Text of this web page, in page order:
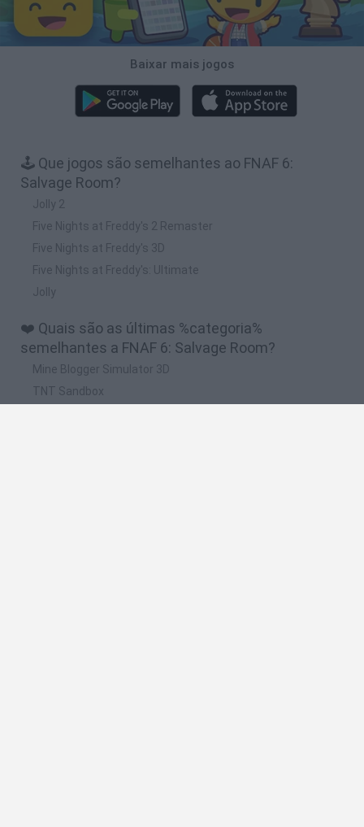
Baixar mais jogos
🕹️ Que jogos são semelhantes ao FNAF 6:
Salvage Room?
Jolly 2
Five Nights at Freddy's 2 Remaster
Five Nights at Freddy's 3D
Five Nights at Freddy's: Ultimate
Jolly
❤️ Quais são as últimas %categoria%
semelhantes a FNAF 6: Salvage Room?
Mine Blogger Simulator 3D
TNT Sandbox